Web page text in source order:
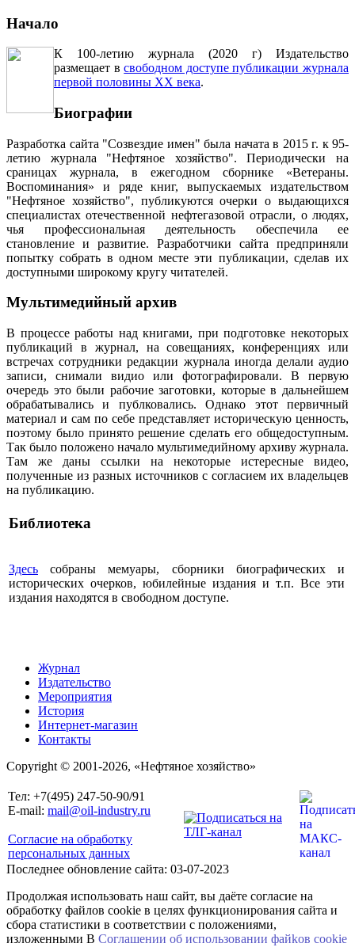
Начало
К 100-летию журнала (2020 г) Издательство
размещает всвободном доступе публикации журнала
первой половины ХХ века.
Биографии
Разработка сайта "Созвездие имен" была начата в 2015 г. к 95-
летию журнала "Нефтяное хозяйство". Периодически на
сраницах журнала, в ежегодном сборнике «Ветераны.
Воспоминания» и ряде книг, выпускаемых издательством
"Нефтяное хозяйство", публикуются очерки о выдающихся
специалистах отечественной нефтегазовой отрасли, о людях,
чья профессиональная деятельность обеспечила ее
становление и развитие. Разработчики сайта предприняли
попытку собрать в одном месте эти публикации, сделав их
доступными широкому кругу читателей.
Мультимедийный архив
В процессе работы над книгами, при подготовке некоторых
публикаций в журнал, на совещаниях, конференциях или
встречах сотрудники редакции журнала иногда делали аудио
записи, снимали видио или фотографировали. В первую
очередь это были рабочие заготовки, которые в дальнейшем
обрабатывались и публковались. Однако этот первичный
материал и сам по себе представляет историческую ценность,
поэтому было принято решение сделать его общедоступным.
Так было положено начало мультимедийному архиву журнала.
Там же даны ссылки на некоторые истересные видео,
полученные из разных источников с согласием их владельцев
на публикацию.
Библиотека
Здесь собраны мемуары, сборники биографических и
исторических очерков, юбилейные издания и т.п. Все эти
издания находятся в свободном доступе.
Журнал
Издательство
Мероприятия
История
Интернет-магазин
Контакты
Copyright © 2001-2026, «Нефтяное хозяйство»
Тел: +7(495) 247-50-90/91
E-mail: mail@oil-industry.ru
Согласие на обработку
персональных данных
Последнее обновление сайта: 03-07-2023
Продолжая использовать наш сайт, вы даёте согласие на
обработку файлов cookie в целях функционирования сайта и
сбора статистики в соответствии с положениями,
изложенными В Соглашении об использовании файkов cookie